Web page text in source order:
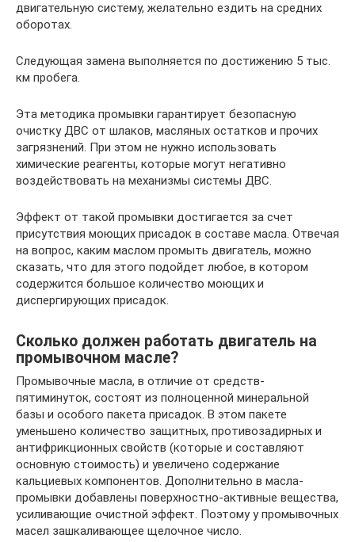
двигательную систему, желательно ездить на средних
оборотах.
Следующая замена выполняется по достижению 5 тыс.
км пробега.
Эта методика промывки гарантирует безопасную
очистку ДВС от шлаков, масляных остатков и прочих
загрязнений. При этом не нужно использовать
химические реагенты, которые могут негативно
воздействовать на механизмы системы ДВС.
Эффект от такой промывки достигается за счет
присутствия моющих присадок в составе масла. Отвечая
на вопрос, каким маслом промыть двигатель, можно
сказать, что для этого подойдет любое, в котором
содержится большое количество моющих и
диспергирующих присадок.
Сколько должен работать двигатель на
промывочном масле?
Промывочные масла, в отличие от средств-
пятиминуток, состоят из полноценной минеральной
базы и особого пакета присадок. В этом пакете
уменьшено количество защитных, противозадирных и
антифрикционных свойств (которые и составляют
основную стоимость) и увеличено содержание
кальциевых компонентов. Дополнительно в масла-
промывки добавлены поверхностно-активные вещества,
усиливающие очистной эффект. Поэтому у промывочных
масел зашкаливающее щелочное число.